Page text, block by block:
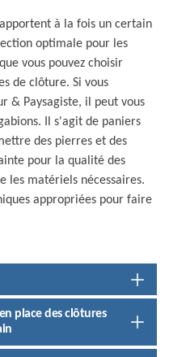
à la fois un certain
optimale pour les
vous pouvez choisir
de clôture. Si vous
& Paysagiste, il peut vous
Il s'agit de paniers
des pierres et des
pour la qualité des
les matériels nécessaires.
appropriées pour faire
place des clôtures